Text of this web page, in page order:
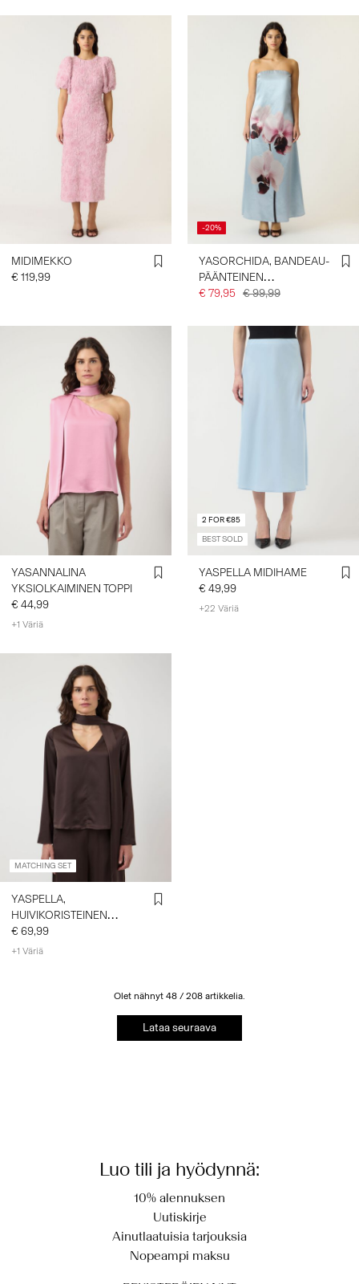
MIDIMEKKO
€ 119,99
-20%
YASORCHIDA, BANDEAU-
PÄÄNTEINEN
MAKSIMEKKO
€ 79,95 € 99,99
YASANNALINA
YKSIOLKAIMINEN TOPPI
€ 44,99
+1 Väriä
2 FOR €85
BEST SOLD
YASPELLA MIDIHAME
€ 49,99
+22 Väriä
MATCHING SET
YASPELLA,
HUIVIKORISTEINEN
PUSERO
€ 69,99
+1 Väriä
Olet nähnyt 48 / 208 artikkelia.
Lataa seuraava
Luo tili ja hyödynnä:
10% alennuksen
Uutiskirje
Ainutlaatuisia tarjouksia
Nopeampi maksu